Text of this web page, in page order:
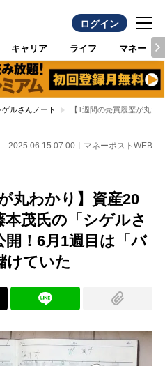
ログイン
キャリア ライフ マネー
ルさんノート 【1週間の売買履歴が丸
2025.06.15 07:00 マネーポストWEB
丸わかり】資産20
茂氏の「シゲルさ
！6月1週目は「バ
けていた